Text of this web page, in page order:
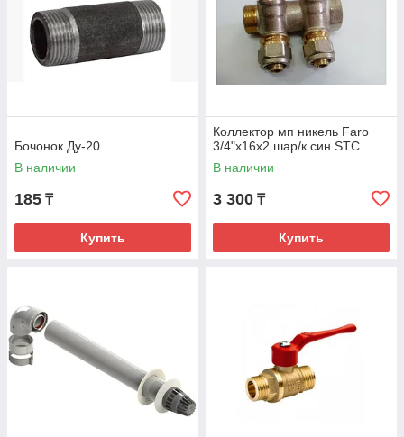
Бочонок Ду-20
В наличии
185 ₸
Купить
Коллектор мп никель Faro
3/4"х16х2 шар/к син STC
В наличии
3 300 ₸
Купить